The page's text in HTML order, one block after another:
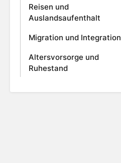
Reisen und
Auslandsaufenthalt
Migration und Integration
Altersvorsorge und
Ruhestand